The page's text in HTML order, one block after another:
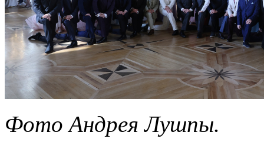
Фото Андрея Лушпы.